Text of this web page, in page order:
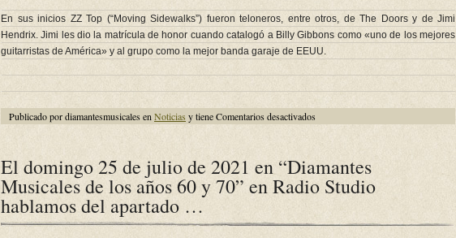
En sus inicios ZZ Top (“Moving Sidewalks”) fueron teloneros, entre otros, de The Doors y de Jimi
Hendrix. Jimi les dio la matrícula de honor cuando catalogó a Billy Gibbons como «uno de los mejores
guitarristas de América» y al grupo como la mejor banda garaje de EEUU.
Publicado por diamantesmusicales en Noticias y tieneComentarios desactivados
El
julio
de
2021
murió
“Dusty”
El domingo 25 de julio de 2021 en “Diamantes
Musicales de los años 60 y 70” en Radio Studio
hablamos del apartado …